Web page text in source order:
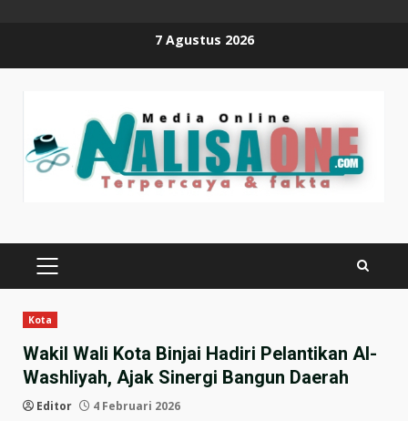
7 Agustus 2026
PRIMARY
Kota
Wakil Wali Kota Binjai Hadiri Pelantikan Al-
Washliyah, Ajak Sinergi Bangun Daerah
Editor 4 Februari 2026